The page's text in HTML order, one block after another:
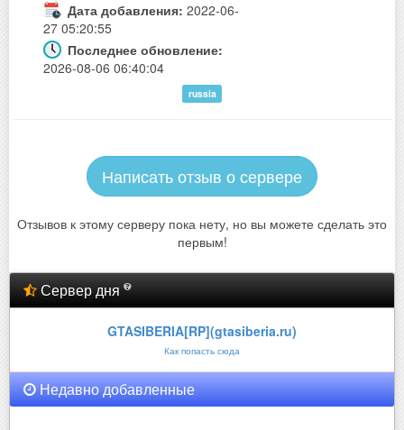
Дата добавления: 2022-06-
27 05:20:55
Последнее обновление:
2026-08-06 06:40:04
russia
Написать отзыв о сервере
Отзывов к этому серверу пока нету, но вы можете сделать это
первым!
Сервер дня
GTASIBERIA[RP](gtasiberia.ru)
Как попасть сюда
Недавно добавленные